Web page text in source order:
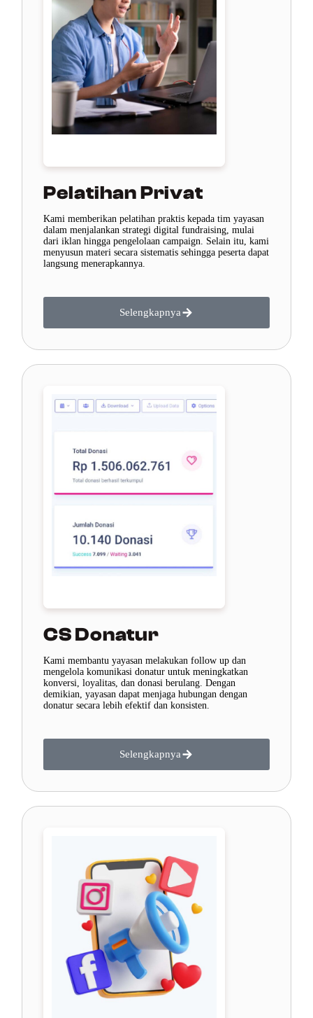
Pelatihan Privat
Kami memberikan pelatihan praktis kepada tim yayasan
dalam menjalankan strategi digital fundraising, mulai
dari iklan hingga pengelolaan campaign. Selain itu, kami
menyusun materi secara sistematis sehingga peserta dapat
langsung menerapkannya.
Selengkapnya
CS Donatur
Kami membantu yayasan melakukan follow up dan
mengelola komunikasi donatur untuk meningkatkan
konversi, loyalitas, dan donasi berulang. Dengan
demikian, yayasan dapat menjaga hubungan dengan
donatur secara lebih efektif dan konsisten.
Selengkapnya